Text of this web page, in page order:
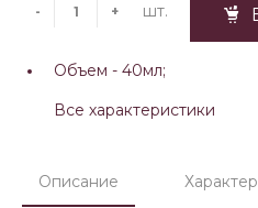
- + шт.
Объем - 40мл;
Все характеристики
Описание